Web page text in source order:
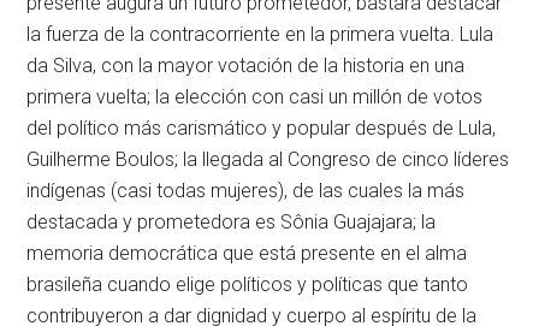
la fuerza de la contracorriente en la primera vuelta. Lula
da Silva, con la mayor votación de la historia en una
primera vuelta; la elección con casi un millón de votos
del político más carismático y popular después de Lula,
Guilherme Boulos; la llegada al Congreso de cinco líderes
indígenas (casi todas mujeres), de las cuales la más
destacada y prometedora es Sônia Guajajara; la
memoria democrática que está presente en el alma
brasileña cuando elige políticos y políticas que tanto
contribuyeron a dar dignidad y cuerpo al espíritu de la